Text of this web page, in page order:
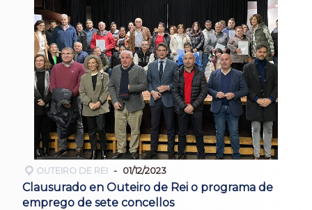
OUTEIRO DE REI 01/12/2023
Clausurado en Outeiro de Rei o programa de
emprego de sete concellos